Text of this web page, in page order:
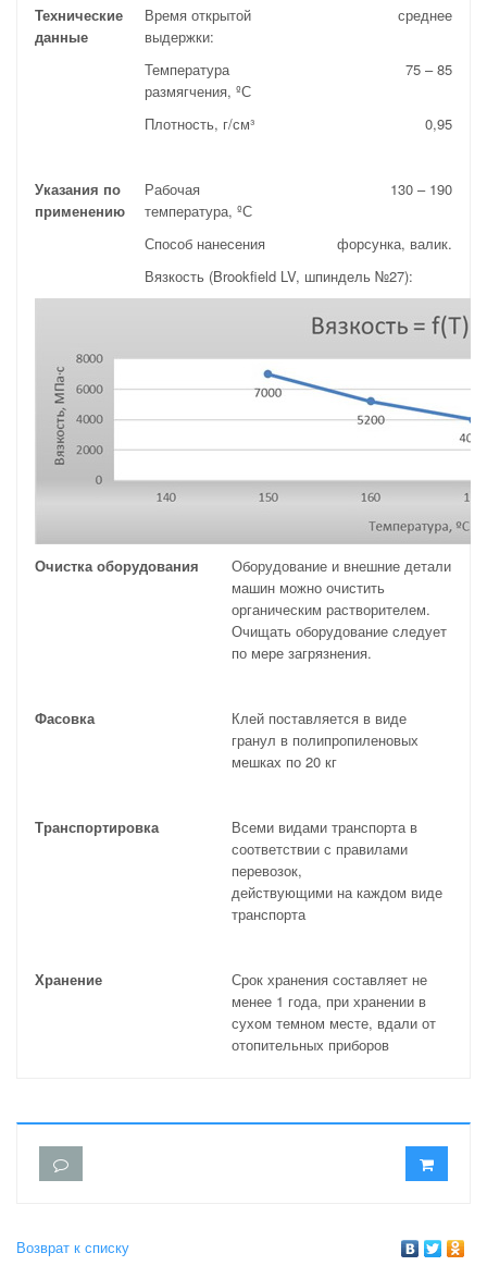
Технические
данные
Время открытой
выдержки:
среднее
Температура
размягчения, ºС
75 – 85
Плотность, г/см³ 0,95
Указания по
применению
Рабочая
температура, ºС
130 – 190
Способ нанесения
форсунка, валик.
Вязкость (Brookfield LV, шпиндель №27):
Очистка оборудования
Оборудование и внешние детали
машин можно очистить
органическим растворителем.
Очищать оборудование следует
по мере загрязнения.
Фасовка
Клей поставляется в виде
гранул в полипропиленовых
мешках по 20 кг
Транспортировка
Всеми видами транспорта в
соответствии с правилами
перевозок,
действующими на каждом виде
транспорта
Хранение
Срок хранения составляет не
менее 1 года, при хранении в
сухом темном месте, вдали от
отопительных приборов
Возврат к списку